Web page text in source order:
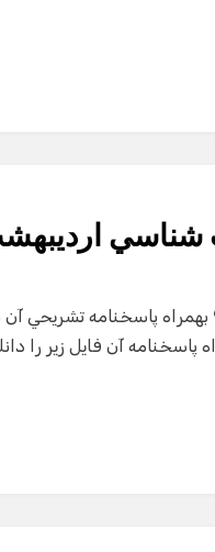
ارديبهشت
سوالات مرحله دوم المپياد زيست شناسي ارديبهشت 92 بهمراه
دوم المپياد زيست شناسي سال 92 بهمراه پاسخنامه آن